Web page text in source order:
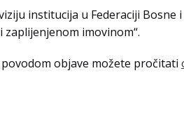
institucija u Federaciji
zaplijenjenom imovinom“.
objave možete pročitati